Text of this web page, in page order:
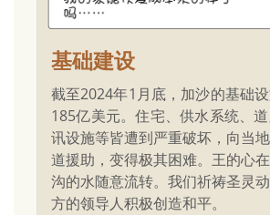
基础建设
截至2024年1月底，加沙的基础
185亿美元。住宅、供水系统、
讯设施等皆遭到严重破坏，向当
道援助，变得极其困难。王的心
沟的水随意流转。我们祈祷圣灵
方的领导人积极创造和平。